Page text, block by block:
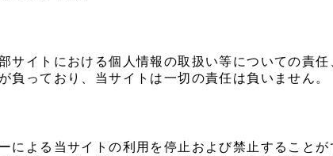
イトにおける個人情報の取扱い等についての責任
っており、当サイトは一切の責任は負いません。
による当サイトの利用を停止および禁止することが